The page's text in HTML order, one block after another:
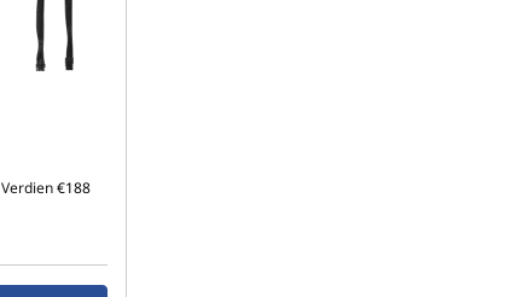
Verdien€188